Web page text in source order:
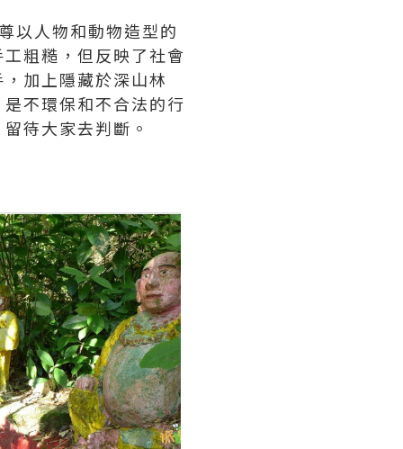
以人物和動物造型的
粗糙，但反映了社會
加上隱藏於深山林
不環保和不合法的行
待大家去判斷。